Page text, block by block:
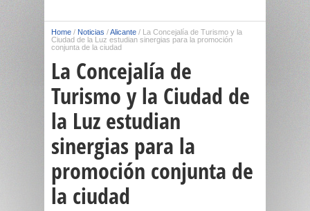
Home / Noticias /Alicante / La Concejalía de Turismo y la
Ciudad de la Luz estudian sinergias para la promoción
conjunta de la ciudad
La Concejalía de
Turismo y la Ciudad de
la Luz estudian
sinergias para la
promoción conjunta de
la ciudad